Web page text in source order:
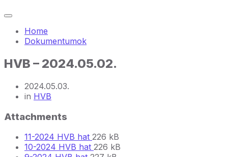
Home
Dokumentumok
HVB – 2024.05.02.
2024.05.03.
in HVB
Attachments
11-2024 HVB hat File
extension:
File
size:
226 kB
10-2024 HVB hat File
File
226 kB